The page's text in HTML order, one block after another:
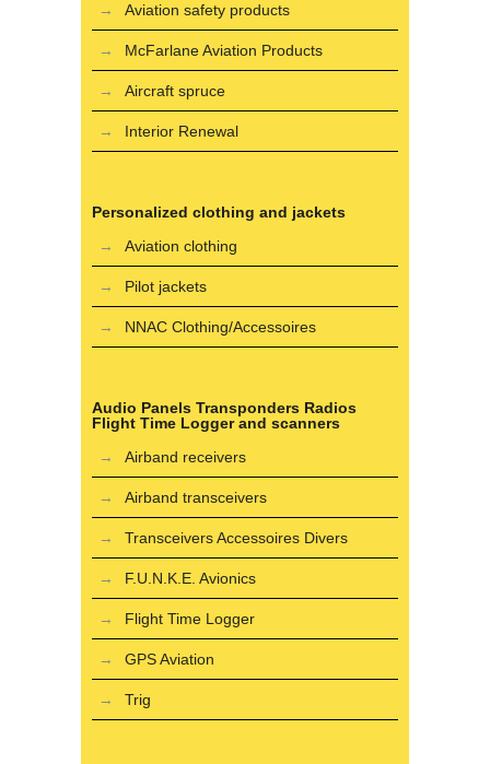
Aviation safety products
McFarlane Aviation Products
Aircraft spruce
Interior Renewal
Personalized clothing and jackets
Aviation clothing
Pilot jackets
NNAC Clothing/Accessoires
Audio Panels Transponders Radios
Flight Time Logger and scanners
Airband receivers
Airband transceivers
Transceivers Accessoires Divers
F.U.N.K.E. Avionics
Flight Time Logger
GPS Aviation
Trig